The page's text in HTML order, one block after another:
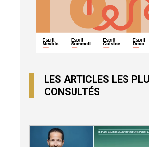
LES ARTICLES LES
CONSULTÉS